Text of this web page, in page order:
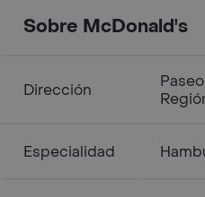
Sobre McDonald's
Dirección
Especialidad